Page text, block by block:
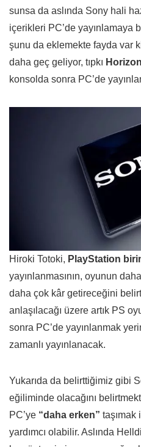
sunsa da aslında Sony hali
içerikleri PC’de yayınlamaya
şunu da eklemekte fayda var
daha geç geliyor, tıpkı
konsolda sonra PC’de
Hiroki Totoki, PlayStation
yayınlanmasının, oyunun
daha çok kâr getireceğini
anlaşılacağı üzere artık PS
sonra PC’de yayınlanmak
zamanlı yayınlanacak.
Yukarıda da belirttiğimiz gibi
eğiliminde olacağını
PC’ye “daha erken” taşımak
yardımcı olabilir. Aslında